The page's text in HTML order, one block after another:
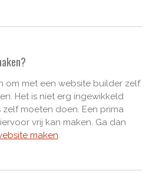
om met een website builder zelf
Het is niet erg ingewikkeld
moeten doen. Een prima
vrij kan maken. Ga dan
maken.